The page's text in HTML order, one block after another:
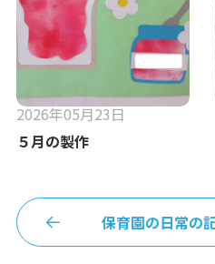
2026年05月23日
５月の製作
保育園の日常の